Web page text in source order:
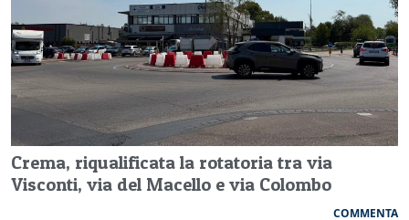
Crema, riqualificata la rotatoria tra via
Visconti, via del Macello e via Colombo
COMMENTA